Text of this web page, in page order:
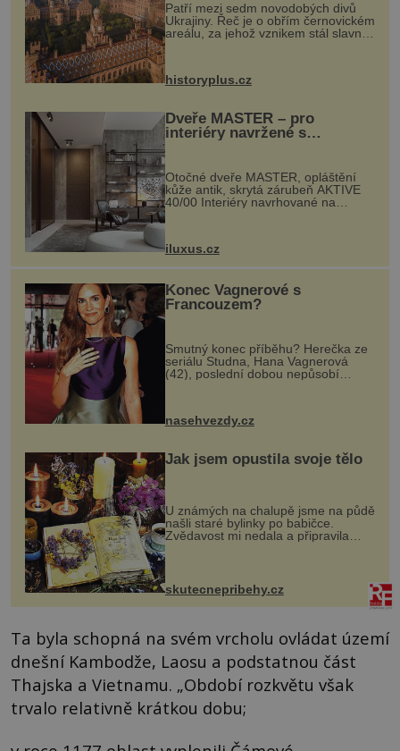
Patří mezi sedm novodobých divů
Ukrajiny. Řeč je o obřím černovickém
areálu, za jehož vznikem stál slavný
český architekt Josef Hlávka. Ten si
na něm dal mimořádně záležet. Jeho
historyplus.cz
Dveře MASTER – pro
interiéry navržené s
rozumem i vášní!
Otočné dveře MASTER, opláštění
kůže antik, skrytá zárubeň AKTIVE
40/00 Interiéry navrhované na
zakázku často vyžadují atypické
rozměry nejen nábytku, ale i
dnes umož...
iluxus.cz
Konec Vagnerové s
Francouzem?
Smutný konec příběhu? Herečka ze
seriálu Studna, Hana Vagnerová
(42), poslední dobou nepůsobí
nasehvezdy.cz
Jak jsem opustila svoje tělo
U známých na chalupě jsme na půdě
našli staré bylinky po babičce.
Zvědavost mi nedala a připravila
jsem si z nich lektvar… Zimní pobyt
na chalupě se pro mě vlastní vinou
změnil v děsivý zážitek, na kt...
skutecnepribehy.cz
Ta byla schopná na svém vrcholu ovládat území
dnešní Kambodže, Laosu a podstatnou část
Thajska a Vietnamu. „Období rozkvětu však
trvalo relativně krátkou dobu;